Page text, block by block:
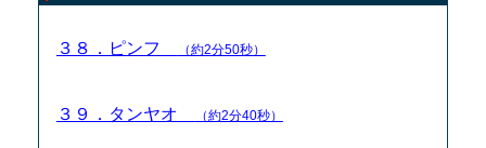
３８．ピンフ （約2分50秒）
３９．タンヤオ （約2分40秒）